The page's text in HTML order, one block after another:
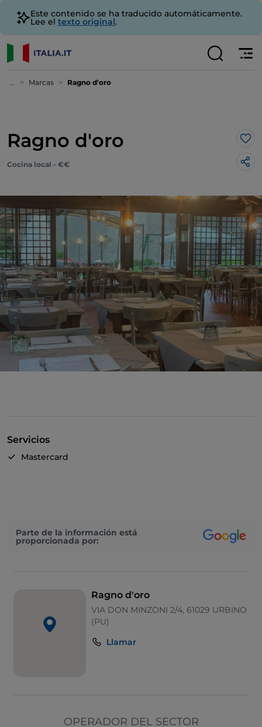
Este contenido se ha traducido automáticamente.
Lee el texto original.
... Marcas Ragno d'oro
Ragno d'oro Me
Cocina local - €€
Servicios
Mastercard
Parte de la información está
proporcionada por:
Ragno d'oro
VIA DON MINZONI 2/4, 61029 URBINO
(PU)
Llamar
OPERADOR DEL SECTOR